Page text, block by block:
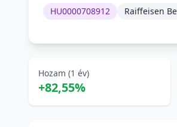
HU0000708912 Raiffeisen
Hozam (1 év)
+82,55%